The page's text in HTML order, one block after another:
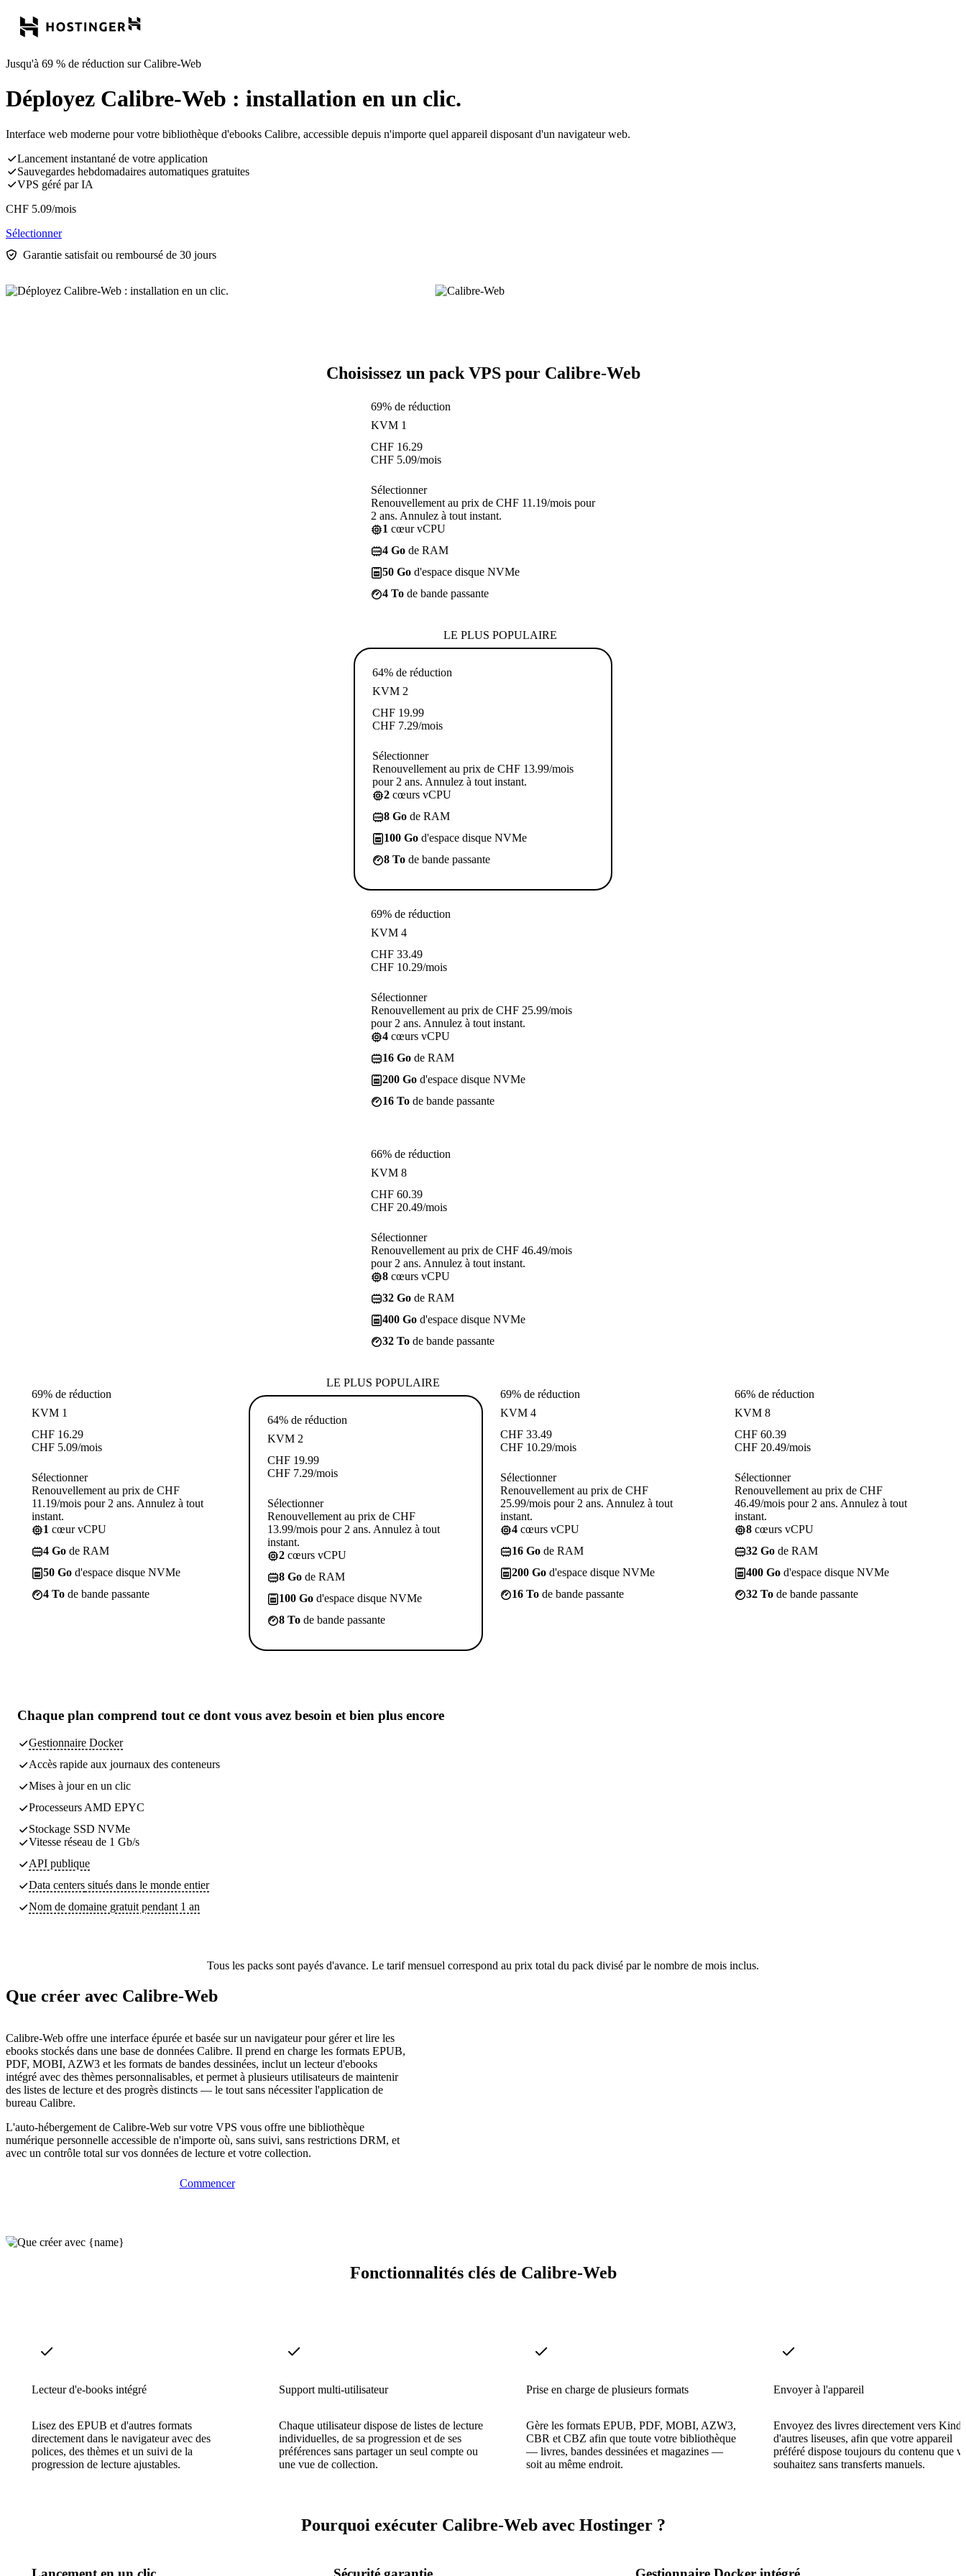
Jusqu'à 69 % de réduction sur Calibre-Web
Déployez Calibre-Web : installation en un clic.
Interface web moderne pour votre bibliothèque d'ebooks Calibre, accessible depuis n'importe quel appareil disposant d'un navigateur web.
Lancement instantané de votre application
Sauvegardes hebdomadaires automatiques gratuites
VPS géré par IA
CHF 5.09/mois
Sélectionner
Garantie satisfait ou remboursé de 30 jours
Choisissez un pack VPS pour Calibre-Web
69% de réduction
KVM 1
CHF 16.29
CHF 5.09/mois
Sélectionner
Renouvellement au prix de CHF 11.19/mois pour
2 ans. Annulez à tout instant.
1 cœur vCPU
4 Go de RAM
50 Go d'espace disque NVMe
4 To de bande passante
LE PLUS POPULAIRE
64% de réduction
KVM 2
CHF 19.99
CHF 7.29/mois
Sélectionner
Renouvellement au prix de CHF 13.99/mois
pour 2 ans. Annulez à tout instant.
2 cœurs vCPU
8 Go de RAM
100 Go d'espace disque NVMe
8 To de bande passante
69% de réduction
KVM 4
CHF 33.49
CHF 10.29/mois
Sélectionner
Renouvellement au prix de CHF 25.99/mois
pour 2 ans. Annulez à tout instant.
4 cœurs vCPU
16 Go de RAM
200 Go d'espace disque NVMe
16 To de bande passante
66% de réduction
KVM 8
CHF 60.39
CHF 20.49/mois
Sélectionner
Renouvellement au prix de CHF 46.49/mois
pour 2 ans. Annulez à tout instant.
8 cœurs vCPU
32 Go de RAM
400 Go d'espace disque NVMe
32 To de bande passante
69% de réduction
KVM 1
CHF 16.29
CHF 5.09/mois
Sélectionner
Renouvellement au prix de CHF
11.19/mois pour 2 ans. Annulez à tout
instant.
1 cœur vCPU
4 Go de RAM
50 Go d'espace disque NVMe
4 To de bande passante
LE PLUS POPULAIRE
64% de réduction
KVM 2
CHF 19.99
CHF 7.29/mois
Sélectionner
Renouvellement au prix de CHF
13.99/mois pour 2 ans. Annulez à tout
instant.
2 cœurs vCPU
8 Go de RAM
100 Go d'espace disque NVMe
8 To de bande passante
69% de réduction
KVM 4
CHF 33.49
CHF 10.29/mois
Sélectionner
Renouvellement au prix de CHF
25.99/mois pour 2 ans. Annulez à tout
instant.
4 cœurs vCPU
16 Go de RAM
200 Go d'espace disque NVMe
16 To de bande passante
66% de réduction
KVM 8
CHF 60.39
CHF 20.49/mois
Sélectionner
Renouvellement au prix de CHF
46.49/mois pour 2 ans. Annulez à tout
instant.
8 cœurs vCPU
32 Go de RAM
400 Go d'espace disque NVMe
32 To de bande passante
Chaque plan comprend tout ce dont vous avez besoin et bien plus encore
Gestionnaire Docker
Accès rapide aux journaux des conteneurs
Mises à jour en un clic
Processeurs AMD EPYC
Stockage SSD NVMe
Vitesse réseau de 1 Gb/s
API publique
Data centers situés dans le monde entier
Nom de domaine gratuit pendant 1 an
Tous les packs sont payés d'avance. Le tarif mensuel correspond au prix total du pack divisé par le nombre de mois inclus.
Que créer avec Calibre-Web
Calibre-Web offre une interface épurée et basée sur un navigateur pour gérer et lire les
ebooks stockés dans une base de données Calibre. Il prend en charge les formats EPUB,
PDF, MOBI, AZW3 et les formats de bandes dessinées, inclut un lecteur d'ebooks
intégré avec des thèmes personnalisables, et permet à plusieurs utilisateurs de maintenir
des listes de lecture et des progrès distincts — le tout sans nécessiter l'application de
bureau Calibre.
L'auto-hébergement de Calibre-Web sur votre VPS vous offre une bibliothèque
numérique personnelle accessible de n'importe où, sans suivi, sans restrictions DRM, et
avec un contrôle total sur vos données de lecture et votre collection.
Commencer
Fonctionnalités clés de Calibre-Web
Lecteur d'e-books intégré
Lisez des EPUB et d'autres formats
directement dans le navigateur avec des
polices, des thèmes et un suivi de la
progression de lecture ajustables.
Support multi-utilisateur
Chaque utilisateur dispose de listes de lecture
individuelles, de sa progression et de ses
préférences sans partager un seul compte ou
une vue de collection.
Prise en charge de plusieurs formats
Gère les formats EPUB, PDF, MOBI, AZW3,
CBR et CBZ afin que toute votre bibliothèque
— livres, bandes dessinées et magazines —
soit au même endroit.
Envoyer à l'appareil
Envoyez des livres directement vers
d'autres liseuses, afin que votre appareil
préféré dispose toujours du contenu que
souhaitez sans transferts manuels.
Pourquoi exécuter Calibre-Web avec Hostinger ?